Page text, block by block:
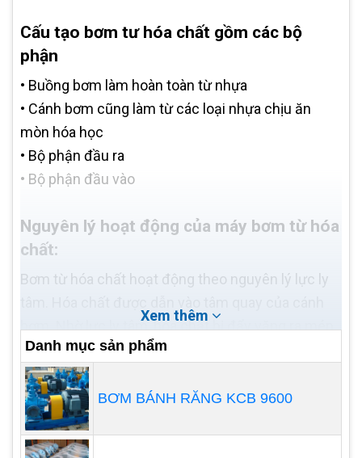
Cấu tạo bơm tư hóa chất gồm các bộ
phận
• Buồng bơm làm hoàn toàn từ nhựa
• Cánh bơm cũng làm từ các loại nhựa chịu ăn
mòn hóa học
• Bộ phận đầu ra
• Bộ phận đầu vào
Nguyên lý hoạt động của máy bơm từ hóa
chất:
Bơm từ hóa chất hoạt động theo nguyên lý lực ly
bơm. Nhờ lực ly tâm, hóa chất bị đẩy văng ra mép
cánh bơm. Năng lượng bên ngoài thông qua cánh
bơm đã được truyền cho dòng chảy, một phần tạo
nên áp năng, một phần tạo thành động năng khiến
hóa chất chuyển động.
Xem thêm
Danh mục sản phẩm
BƠM BÁNH RĂNG KCB 9600